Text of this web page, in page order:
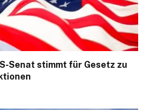
Senat stimmt für Gesetz zu